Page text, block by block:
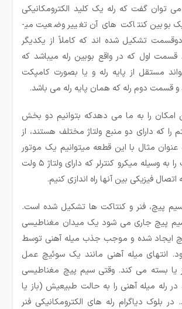
­توان گفت که رله یک کلید الکترومکانیکی
است که با تحریک بوبین کنتاکت های آن تغییر وضعیت می­
تشکیل شده ­اند که کاملاً از یکدیگر
اول که در واقع بوبین رله می­باشد که
مستقل از پایه رله و یا بصورت کامپکت
قسمت دوم رله که همان پایه رله می ­باشد.
امکان را به ما می دهدکه بتوانیم دو بخش
که دارای دو منبع ولتاژ مختلف هستند، از
مثال با این قطعه میتوانیم یک موتور
الکتریکی ۲۲۰ ولت را به وسیله میکرو کنترلر که دارای ولتاژ ۵ ولت
فیزیکی بین آنها راه اندازی کنیم.
پیچ، فنر و کنتاکت ها تشکیل شده است.
پیچ جاری می شود یک میدان مغناطیسی
ایجاد شده و موجب جذب میله آهنی توسط
انتهای میله آهنی مانند یک سوئیچ عمل
یا بسته می کند. وقتی سیم پیچ مغناطیسی
رله میله آهنی را به حالت طبیعیش (باز یا
در بلوک دیاگرام رله های الکترومکانیکی فنر